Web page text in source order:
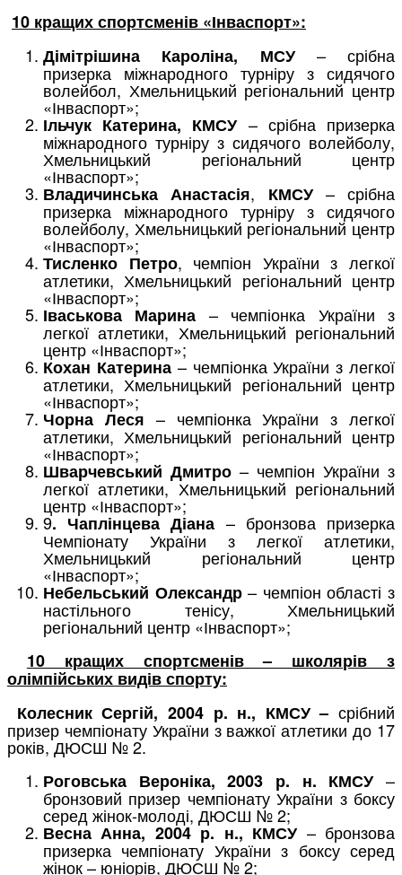
10 кращих спортсменів «Інваспорт»:
Дімітрішина Кароліна,
МСУ– срібна
призерка міжнародного турніру з сидячого
волейбол, Хмельницький регіональний центр
«Інваспорт»;
Ільчук Катерина, КМСУ– срібна призерка
міжнародного турніру з сидячого волейболу,
Хмельницький регіональний центр
«Інваспорт»;
Владичинська Анастасія, КМСУ– срібна
призерка міжнародного турніру з сидячого
волейболу, Хмельницький регіональний центр
«Інваспорт»;
Тисленко Петро, чемпіон України з легкої
атлетики, Хмельницький регіональний центр
«Інваспорт»;
Іваськова Марина – чемпіонка України з
легкої атлетики, Хмельницький регіональний
центр «Інваспорт»;
Кохан Катерина– чемпіонка України з легкої
атлетики, Хмельницький регіональний центр
«Інваспорт»;
Чорна Леся – чемпіонка України з легкої
атлетики, Хмельницький регіональний центр
«Інваспорт»;
Шварчевський Дмитро – чемпіон України з
легкої атлетики, Хмельницький регіональний
центр «Інваспорт»;
9. Чаплінцева Діана – бронзова призерка
Чемпіонату України з легкої атлетики,
Хмельницький регіональний центр
«Інваспорт»;
Небельський Олександр– чемпіон області з
настільного тенісу, Хмельницький
регіональний центр «Інваспорт»;
10 кращих спортсменів – школярів з
олімпійських видів спорту:
Колесник Сергій, 2004 р. н., КМСУ – срібний
призер чемпіонату України з важкої атлетики до 17
років, ДЮСШ № 2.
Роговська Вероніка, 2003 р. н. КМСУ–
бронзовий призер чемпіонату України з боксу
серед жінок-молоді, ДЮСШ № 2;
Весна Анна, 2004 р. н., КМСУ – бронзова
призерка чемпіонату України з боксу серед
жінок – юніорів, ДЮСШ № 2;